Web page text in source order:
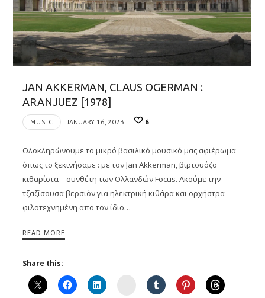
JAN AKKERMAN, CLAUS OGERMAN :
ARANJUEZ [1978]
MUSIC JANUARY 16, 2023 6
Ολοκληρώνουμε το μικρό βασιλικό μουσικό μας αφιέρωμα
όπως το ξεκινήσαμε : με τον Jan Akkerman, βιρτουόζο
κιθαρίστα – συνθέτη των Ολλανδών Focus. Ακούμε την
τζαζίσουσα βερσιόν για ηλεκτρική κιθάρα και ορχήστρα
φιλοτεχνημένη απο τον ίδιο…
READ MORE
Share this:
Instagram